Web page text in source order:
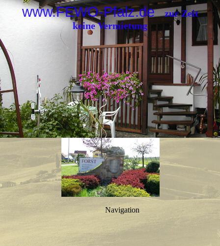
www.FEWO-Pfalz.dezur Zeit
keine Vermietung
Navigation